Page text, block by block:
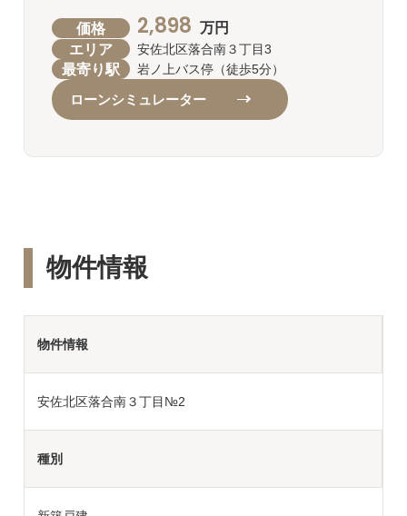
価格 2,898 万円
エリア 安佐北区落合南３丁目3
最寄り駅 岩ノ上バス停（徒歩5分）
ローンシミュレーター
物件情報
物件情報
安佐北区落合南３丁目№2
種別